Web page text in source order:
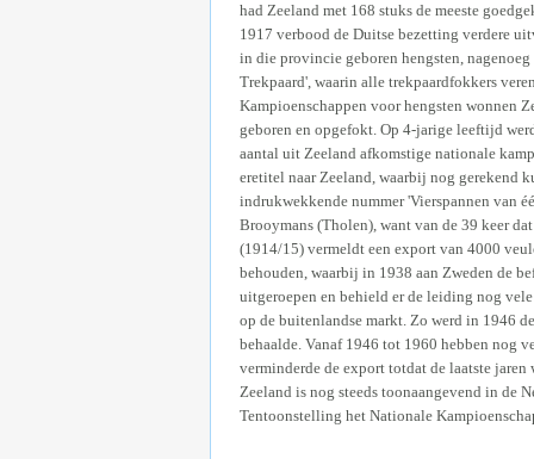
had Zeeland met 168 stuks de meeste
1917 verbood de Duitse bezetting verdere
in die provincie geboren hengsten,
Trekpaard', waarin alle trekpaardfokkers
Kampioenschappen voor hengsten wonnen
geboren en opgefokt. Op 4-jarige leeftijd
aantal uit Zeeland afkomstige nationale
eretitel naar Zeeland, waarbij nog gerekend
indrukwekkende nummer 'Vierspannen van
Brooymans (Tholen), want van de 39 keer
(1914/15) vermeldt een export van 4000
behouden, waarbij in 1938 aan Zweden de
uitgeroepen en behield er de leiding nog
op de buitenlandse markt. Zo werd in 1946
behaalde. Vanaf 1946 tot 1960 hebben nog
verminderde de export totdat de laatste
Zeeland is nog steeds toonaangevend in de
Tentoonstelling het Nationale